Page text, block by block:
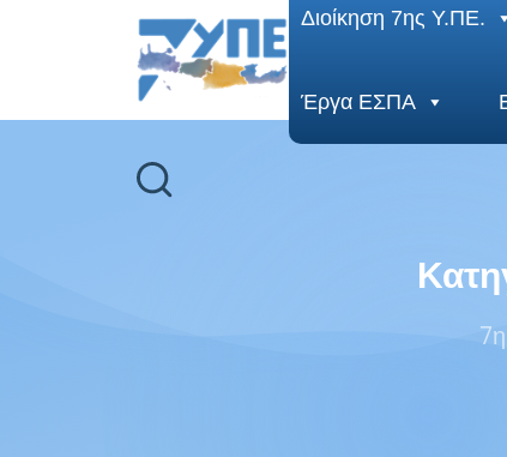
Διοίκηση 7ης Υ.ΠΕ.
Έργα ΕΣΠΑ
End Header Section -->